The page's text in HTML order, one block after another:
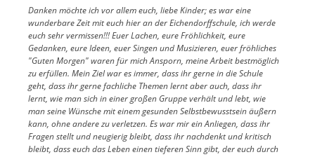
Danken möchte ich vor allem euch, liebe Kinder; es war eine
wunderbare Zeit mit euch hier an der Eichendorffschule, ich werde
euch sehr vermissen!!! Euer Lachen, eure Fröhlichkeit, eure
Gedanken, eure Ideen, euer Singen und Musizieren, euer fröhliches
"Guten Morgen" waren für mich Ansporn, meine Arbeit bestmöglich
zu erfüllen. Mein Ziel war es immer, dass ihr gerne in die Schule
geht, dass ihr gerne fachliche Themen lernt aber auch, dass ihr
lernt, wie man sich in einer großen Gruppe verhält und lebt, wie
man seine Wünsche mit einem gesunden Selbstbewusstsein äußern
kann, ohne andere zu verletzen. Es war mir ein Anliegen, dass ihr
Fragen stellt und neugierig bleibt, dass ihr nachdenkt und kritisch
bleibt, dass euch das Leben einen tieferen Sinn gibt, der euch durch